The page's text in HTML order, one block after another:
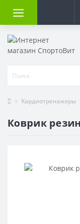
Кардиотренажеры
Коврик